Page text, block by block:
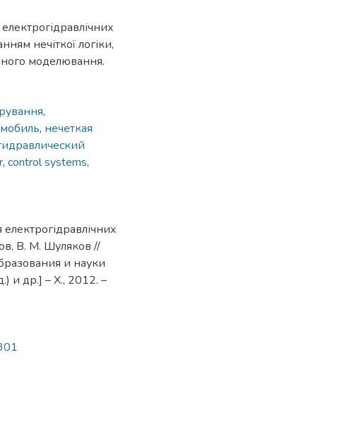
нечіткої логіки,
моделювання.
,
, нечеткая
, control systems,
В. М. Шуляков //
и науки
и др.] – Х., 2012. –